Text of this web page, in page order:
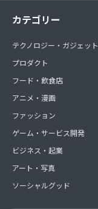
カテゴリー
テクノロジー・ガジェット
プロダクト
フード・飲食店
アニメ・漫画
ファッション
ゲーム・サービス開発
ビジネス・起業
アート・写真
ソーシャルグッド